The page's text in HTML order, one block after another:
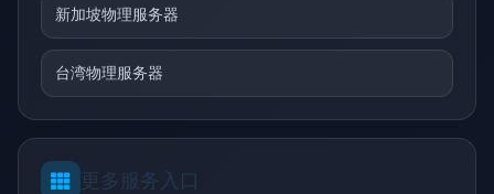
新加坡物理服务器
台湾物理服务器
更多服务入口